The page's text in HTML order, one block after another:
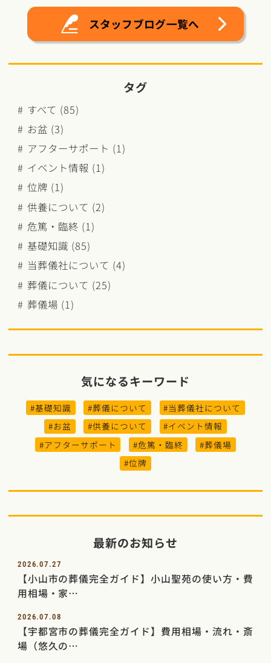
スタッフブログ一覧へ
タグ
すべて (85)
お盆 (3)
アフターサポート (1)
イベント情報 (1)
位牌 (1)
供養について (2)
危篤・臨終 (1)
基礎知識 (85)
当葬儀社について (4)
葬儀について (25)
葬儀場 (1)
気になるキーワード
#基礎知識 #葬儀について
#当葬儀社について
#お盆
#供養について
#イベント情報
#アフターサポート
#危篤・臨終
#葬儀場
#位牌
最新のお知らせ
2026.07.27
【小山市の葬儀完全ガイド】小山聖苑の使い方・費
用相場・家…
2026.07.08
【宇都宮市の葬儀完全ガイド】費用相場・流れ・斎
場（悠久の…